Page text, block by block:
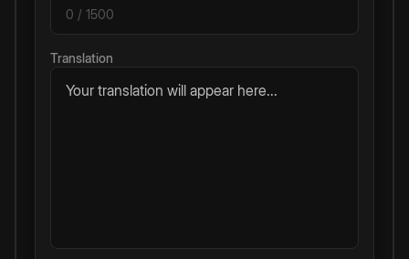
0 / 1500
Translation
Your translation will appear here...